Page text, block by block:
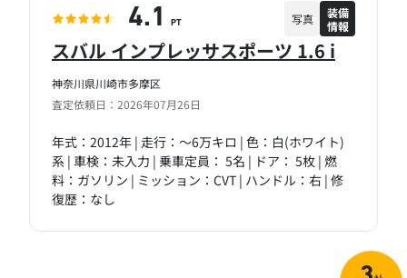
神奈川県川崎市多摩区
査定依頼日：2026年07月26日
スバル インプレッサスポーツ 1.6 i
年式：2012年 | 走行：～6万キロ | 色：白(ホワイト)
系 | 車検：未入力 | 乗車定員： 5名 | ドア： 5枚 | 燃
料：ガソリン | ミッション：CVT | ハンドル：右 | 修
復歴：なし
4.1 PT 写真
装備
情報